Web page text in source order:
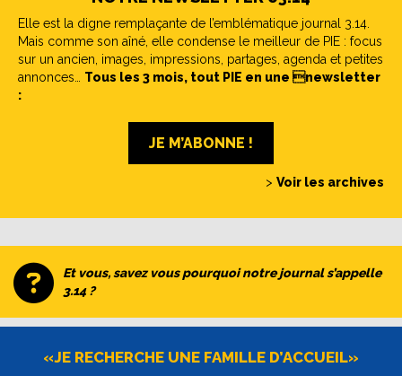
Elle est la digne remplaçante de l’emblématique journal 3.14.
Mais comme son aîné, elle condense le meilleur de PIE : focus
sur un ancien, images, impressions, partages, agenda et petites
annonces… Tous les 3 mois, tout PIE en une newsletter
:
JE M’ABONNE !
> Voir les archives
Et vous, savez vous pourquoi notre journal s’appelle
3.14 ?
«JE RECHERCHE UNE FAMILLE D’ACCUEIL»